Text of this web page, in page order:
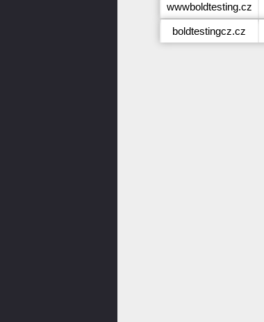
wwwboldtesting.cz
boldtestingcz.cz